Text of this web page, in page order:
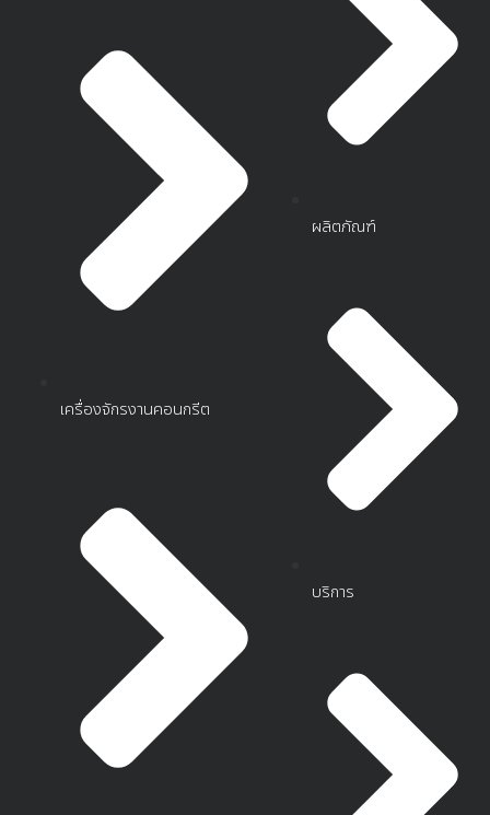
เครื่องจักรงานคอนกรีต
ผลิตภัณฑ์
บริการ